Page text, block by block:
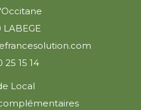
LABEGE
25 15 14
Local